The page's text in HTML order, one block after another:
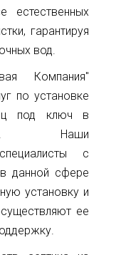
естественных
гарантируя
вод.
Компания"
по установке
под ключ в
Наши
с
данной сфере
установку и
ее